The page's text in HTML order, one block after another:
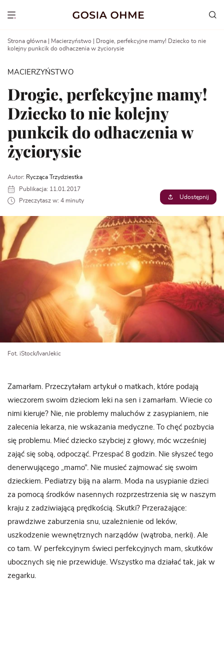
Show menu
Strona główna Macierzyństwo
Drogie, perfekcyjne mamy! Dziecko to nie
kolejny punkcik do odhaczenia w życiorysie
MACIERZYŃSTWO
Drogie, perfekcyjne mamy!
Dziecko to nie kolejny
punkcik do odhaczenia w
życiorysie
Autor: Rycząca Trzydziestka
Publikacja: 11.01.2017
Przeczytasz w: 4 minuty
Udostępnij
Fot. iStock/IvanJekic
Zamarłam. Przeczytałam artykuł o matkach, które podają
wieczorem swoim dzieciom leki na sen i zamarłam. Wiecie co
nimi kieruje? Nie, nie problemy maluchów z zasypianiem, nie
zalecenia lekarza, nie wskazania medyczne. To chęć pozbycia
się problemu. Mieć dziecko szybciej z głowy, móc wcześniej
zająć się sobą, odpocząć. Przespać 8 godzin. Nie słyszeć tego
denerwującego „mamo”. Nie musieć zajmować się swoim
dzieckiem. Pediatrzy biją na alarm. Moda na usypianie dzieci
za pomocą środków nasennych rozprzestrzenia się w naszym
kraju z zadziwiającą prędkością. Skutki? Przerażające:
prawdziwe zaburzenia snu, uzależnienie od leków,
uszkodzenie wewnętrznych narządów (wątroba, nerki). Ale
co tam. W perfekcyjnym świeci perfekcyjnych mam, skutków
ubocznych się nie przewiduje. Wszystko ma działać tak, jak w
zegarku.